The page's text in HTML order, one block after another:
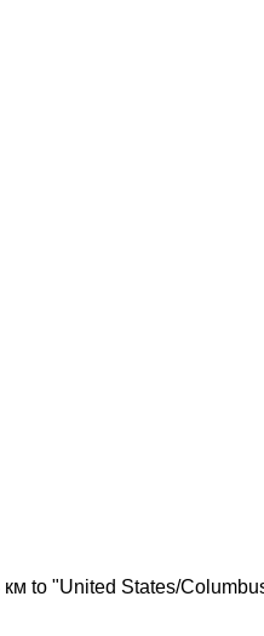
км to "United States/